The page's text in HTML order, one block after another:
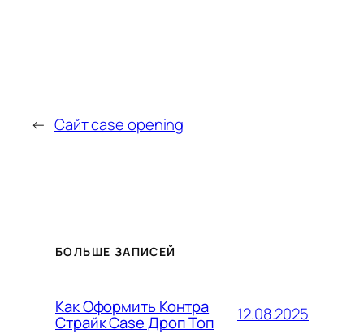
← Сайт case opening
БОЛЬШЕ ЗАПИСЕЙ
Как Оформить Контра
Страйк Case Дроп Топ 12.08.2025